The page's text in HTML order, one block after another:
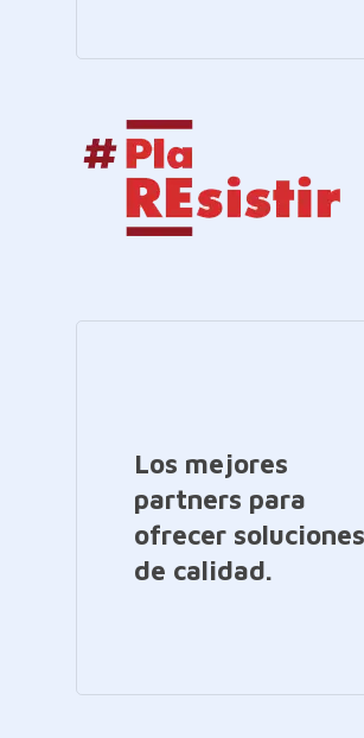
Los mejores
partners para
ofrecer soluciones
de calidad.